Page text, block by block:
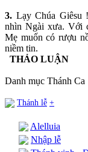
3. Lạy Chúa Giêsu
nhìn Ngài xưa. Với
Mẹ muốn có rượu
niềm tin.
THẢO LUẬN
Danh mục Thánh Ca
Thánh lễ +
Alelluia
Nhập lễ